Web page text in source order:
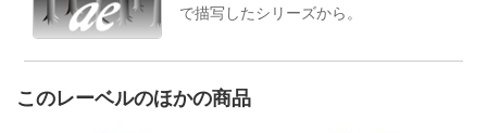
で描写したシリーズから。
このレーベルのほかの商品